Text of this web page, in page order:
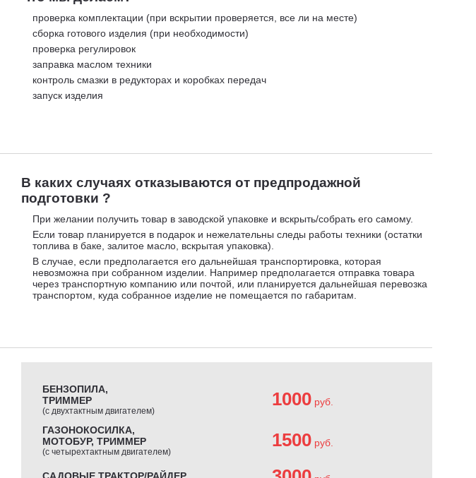
проверка комплектации (при вскрытии проверяется, все ли на месте)
сборка готового изделия (при необходимости)
проверка регулировок
заправка маслом техники
контроль смазки в редукторах и коробках передач
запуск изделия
В каких случаях отказываются от предпродажной
подготовки ?
При желании получить товар в заводской упаковке и вскрыть/собрать его самому.
Если товар планируется в подарок и нежелательны следы работы техники (остатки
топлива в баке, залитое масло, вскрытая упаковка).
В случае, если предполагается его дальнейшая транспортировка, которая
невозможна при собранном изделии. Например предполагается отправка товара
через транспортную компанию или почтой, или планируется дальнейшая перевозка
транспортом, куда собранное изделие не помещается по габаритам.
БЕНЗОПИЛА,
ТРИММЕР
(с двухтактным двигателем)
1000 руб.
ГАЗОНОКОСИЛКА,
МОТОБУР, ТРИММЕР
(с четырехтактным двигателем)
1500 руб.